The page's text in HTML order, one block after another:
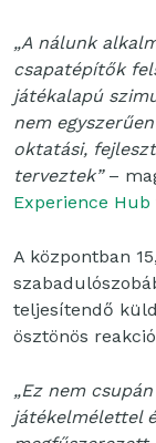
„A nálunk
csapatépítők
játékalapú
nem
oktatási,
terveztek”–
Experience Hub
A központban
teljesítendő
ösztönös
„Ez nem
játékelmélettel